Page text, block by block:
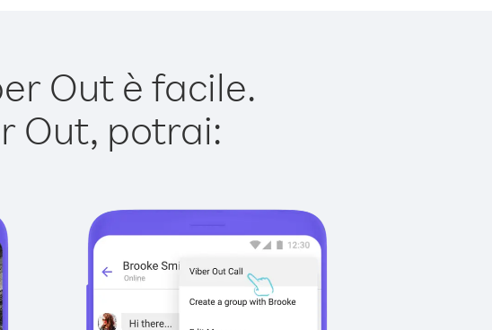
Out è facile.
Out, potrai: